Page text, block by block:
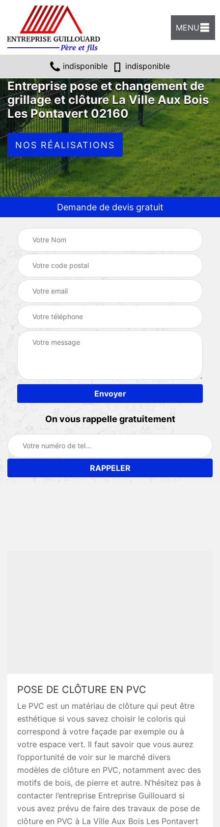
MENU
indisponible indisponible
Entreprise pose et changement de
grillage et clôture La Ville Aux Bois
Les Pontavert 02160
NOS RÉALISATIONS
Demande de devis gratuit
On vous rappelle gratuitement
POSE DE CLÔTURE EN PVC
Le PVC est un matériau de clôture qui peut être
esthétique si vous savez choisir le coloris qui
correspond à votre façade par exemple ou à
votre espace vert. Il faut savoir que vous aurez
l’opportunité de voir sur le marché divers
modèles de clôture en PVC, notamment avec des
motifs de bois, de pierre et autre. N’hésitez pas à
contacter l’entreprise Entreprise Guillouard si
vous avez prévu de faire des travaux de pose de
clôture en PVC à La Ville Aux Bois Les Pontavert